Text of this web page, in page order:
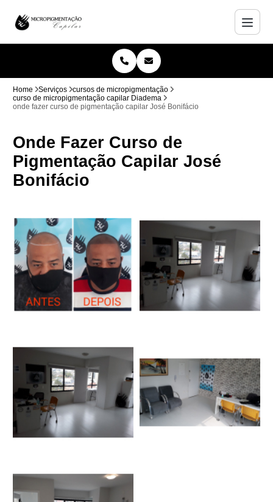
Home Serviços
cursos de micropigmentação
curso de micropigmentação capilar Diadema
onde fazer curso de pigmentação capilar José Bonifácio
Onde Fazer Curso de
Pigmentação Capilar José
Bonifácio